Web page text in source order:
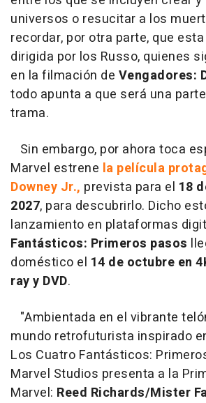
universos o resucitar a los
recordar, por otra parte, que
dirigida por los Russo, quienes
en la filmación de Vengadores:
todo apunta a que será una
trama.
Sin embargo, por ahora toca
Marvel estrene la película
Downey Jr., prevista para el 18
2027, para descubrirlo. Dicho
lanzamiento en plataformas
Fantásticos: Primeros pasos
doméstico el 14 de octubre en
ray y DVD.
"Ambientada en el vibrante
mundo retrofuturista inspirado
Los Cuatro Fantásticos:
Marvel Studios presenta a la
Marvel: Reed Richards/Mister